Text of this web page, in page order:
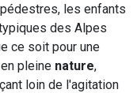
les enfants
des Alpes
ce soit pour une
pleine nature,
loin de l'agitation